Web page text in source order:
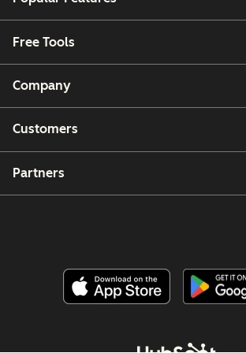
Free Tools
Company
Customers
Partners